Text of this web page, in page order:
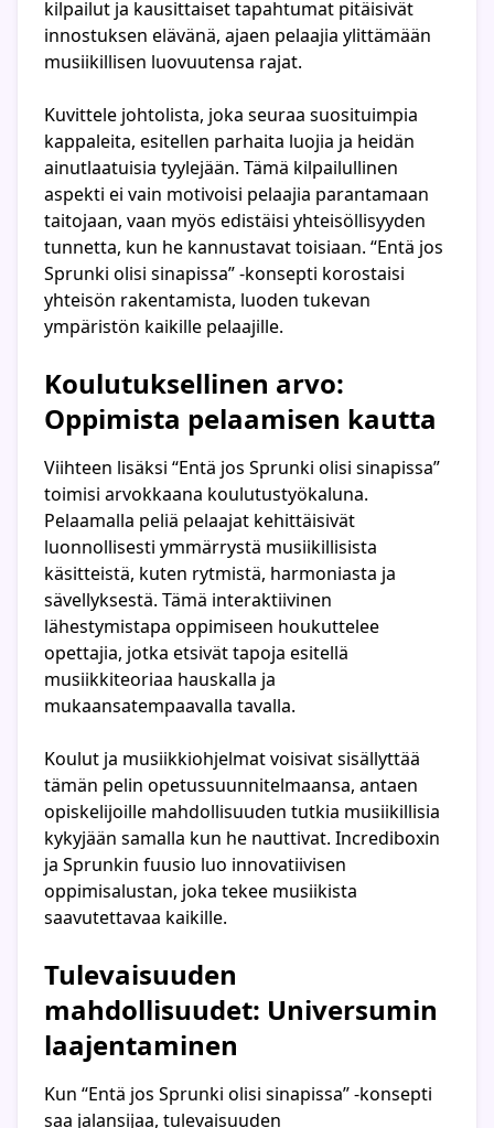
kilpailut ja kausittaiset tapahtumat pitäisivät
innostuksen elävänä, ajaen pelaajia ylittämään
musiikillisen luovuutensa rajat.
Kuvittele johtolista, joka seuraa suosituimpia
kappaleita, esitellen parhaita luojia ja heidän
ainutlaatuisia tyylejään. Tämä kilpailullinen
aspekti ei vain motivoisi pelaajia parantamaan
taitojaan, vaan myös edistäisi yhteisöllisyyden
tunnetta, kun he kannustavat toisiaan. “Entä jos
Sprunki olisi sinapissa” -konsepti korostaisi
yhteisön rakentamista, luoden tukevan
ympäristön kaikille pelaajille.
Koulutuksellinen arvo:
Oppimista pelaamisen kautta
Viihteen lisäksi “Entä jos Sprunki olisi sinapissa”
toimisi arvokkaana koulutustyökaluna.
Pelaamalla peliä pelaajat kehittäisivät
luonnollisesti ymmärrystä musiikillisista
käsitteistä, kuten rytmistä, harmoniasta ja
sävellyksestä. Tämä interaktiivinen
lähestymistapa oppimiseen houkuttelee
opettajia, jotka etsivät tapoja esitellä
musiikkiteoriaa hauskalla ja
mukaansatempaavalla tavalla.
Koulut ja musiikkiohjelmat voisivat sisällyttää
tämän pelin opetussuunnitelmaansa, antaen
opiskelijoille mahdollisuuden tutkia musiikillisia
kykyjään samalla kun he nauttivat. Incrediboxin
ja Sprunkin fuusio luo innovatiivisen
oppimisalustan, joka tekee musiikista
saavutettavaa kaikille.
Tulevaisuuden
mahdollisuudet: Universumin
laajentaminen
Kun “Entä jos Sprunki olisi sinapissa” -konsepti
saa jalansijaa, tulevaisuuden